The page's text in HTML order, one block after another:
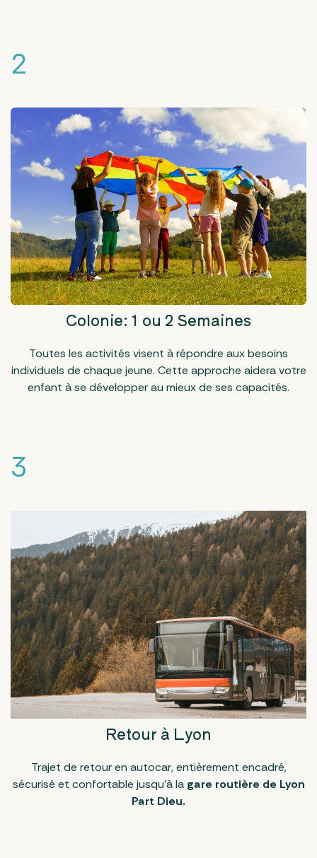
2
Colonie: 1 ou 2 Semaines
Toutes les activités visent à répondre aux besoins
individuels de chaque jeune. Cette approche aidera votre
enfant à se développer au mieux de ses capacités.
3
Retour à Lyon
Trajet de retour en autocar, entièrement encadré,
sécurisé et confortable jusqu'à la gare routière de Lyon
Part Dieu.